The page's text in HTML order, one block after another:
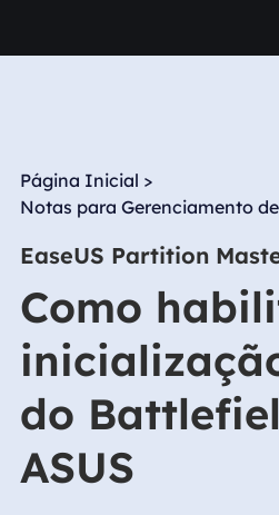
Página Inicial >
Notas para Gerenciamento
EaseUS Partition
Como
do
ASUS